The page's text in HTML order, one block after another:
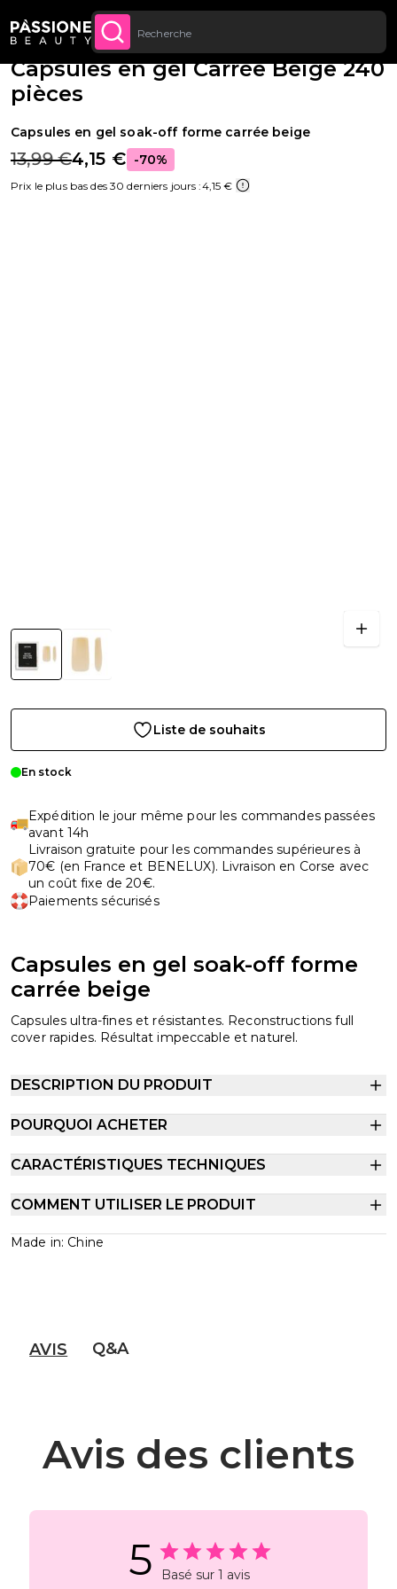
Jusqu’à 20 € de réduction sur votre
première commande
CONTENU
Fil d'Ariane
Reconstruction de l'ongle
Capsules en gel Carrée Beige 240
pièces
Capsules en gel soak-off forme carrée beige
13,99 €4,15 € -70%
Prix le plus bas des 30 derniers jours :4,15 €
Liste de souhaits
En stock
Expédition le jour même pour les commandes passées
avant 14h
Livraison gratuite pour les commandes supérieures à
70€ (en France et BENELUX). Livraison en Corse avec
un coût fixe de 20€.
Paiements sécurisés
Capsules en gel soak-off forme
carrée beige
Capsules ultra-fines et résistantes. Reconstructions full
cover rapides. Résultat impeccable et naturel.
DESCRIPTION DU PRODUIT
POURQUOI ACHETER
CARACTÉRISTIQUES TECHNIQUES
COMMENT UTILISER LE PRODUIT
Made in: Chine
AVIS Q&A
Avis des clients
5 Basé sur 1 avis